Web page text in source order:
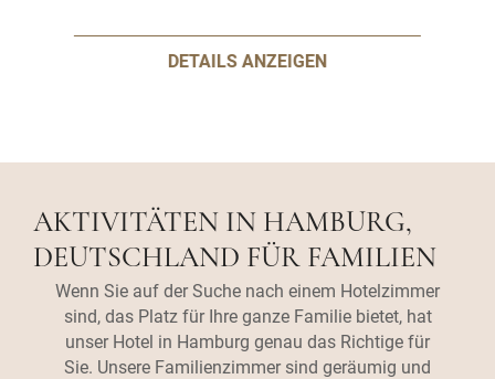
DETAILS ANZEIGEN
AKTIVITÄTEN IN HAMBURG,
DEUTSCHLAND FÜR FAMILIEN
Wenn Sie auf der Suche nach einem Hotelzimmer
sind, das Platz für Ihre ganze Familie bietet, hat
unser Hotel in Hamburg genau das Richtige für
Sie. Unsere Familienzimmer sind geräumig und